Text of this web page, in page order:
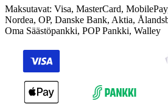
Maksutavat: Visa, MasterCard,
Nordea, OP, Danske Bank, Aktia,
Oma Säästöpankki, POP Pankki, Walley